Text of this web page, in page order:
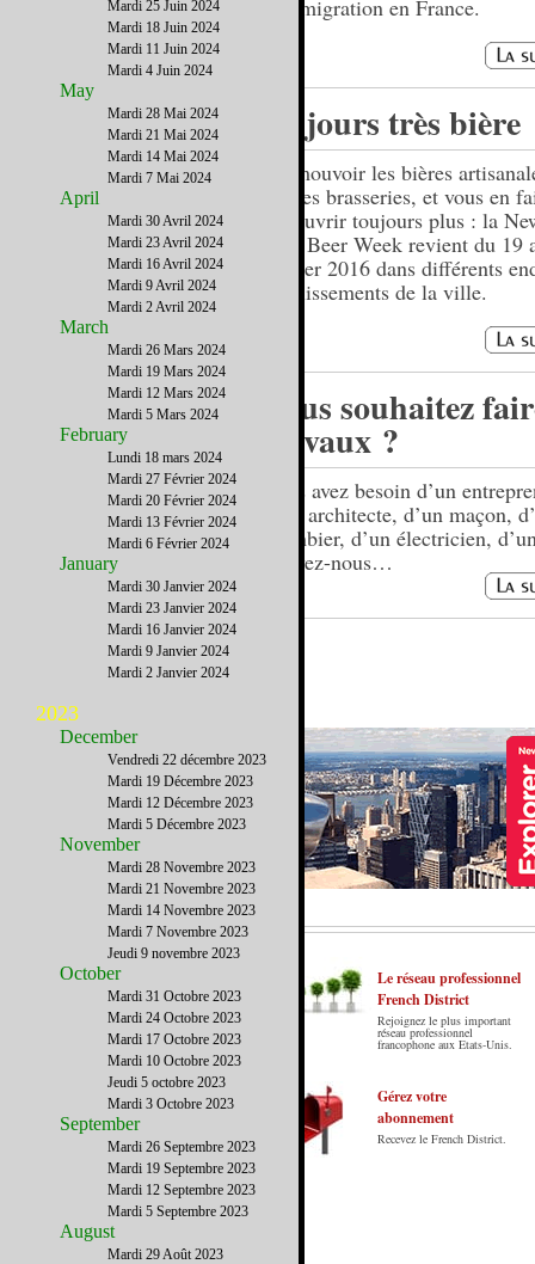
l’immigration en France.
10 jours très bière
Promouvoir les bières
petites brasseries, et vous en
découvrir toujours plus : la
City Beer Week revient du 19
février 2016 dans différents
établissements de la ville.
Vous souhaitez
travaux ?
Vous avez besoin d’un
d’un architecte, d’un maçon,
plombier, d’un électricien,
écrivez-nous…
Le French District est le premier guide sur
internet en Français sur les Etats-Unis.
Notre principe : Le meilleur des Etats-Unis
par ceux qui y vivent.
Le réseau professionnel
French District
Rejoignez le plus important
réseau professionnel
francophone aux Etats-Unis.
Gérez votre
abonnement
Recevez le French District.
Mardi 25 Juin 2024
Mardi 18 Juin 2024
Mardi 11 Juin 2024
Mardi 4 Juin 2024
May
Mardi 28 Mai 2024
Mardi 21 Mai 2024
Mardi 14 Mai 2024
Mardi 7 Mai 2024
April
Mardi 30 Avril 2024
Mardi 23 Avril 2024
Mardi 16 Avril 2024
Mardi 9 Avril 2024
Mardi 2 Avril 2024
March
Mardi 26 Mars 2024
Mardi 19 Mars 2024
Mardi 12 Mars 2024
Mardi 5 Mars 2024
February
Lundi 18 mars 2024
Mardi 27 Février 2024
Mardi 20 Février 2024
Mardi 13 Février 2024
Mardi 6 Février 2024
January
Mardi 30 Janvier 2024
Mardi 23 Janvier 2024
Mardi 16 Janvier 2024
Mardi 9 Janvier 2024
Mardi 2 Janvier 2024
2023
December
Vendredi 22 décembre 2023
Mardi 19 Décembre 2023
Mardi 12 Décembre 2023
Mardi 5 Décembre 2023
November
Mardi 28 Novembre 2023
Mardi 21 Novembre 2023
Mardi 14 Novembre 2023
Mardi 7 Novembre 2023
Jeudi 9 novembre 2023
October
Mardi 31 Octobre 2023
Mardi 24 Octobre 2023
Mardi 17 Octobre 2023
Mardi 10 Octobre 2023
Jeudi 5 octobre 2023
Mardi 3 Octobre 2023
September
Mardi 26 Septembre 2023
Mardi 19 Septembre 2023
Mardi 12 Septembre 2023
Mardi 5 Septembre 2023
August
Mardi 29 Août 2023